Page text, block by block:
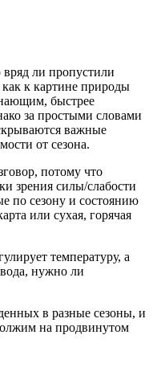
ли пропустили
к картине природы
быстрее
за простыми словами
важные
от сезона.
потому что
зрения силы/слабости
по сезону и состоянию
или сухая, горячая
температуру, а
нужно ли
в разные сезоны, и
на продвинутом